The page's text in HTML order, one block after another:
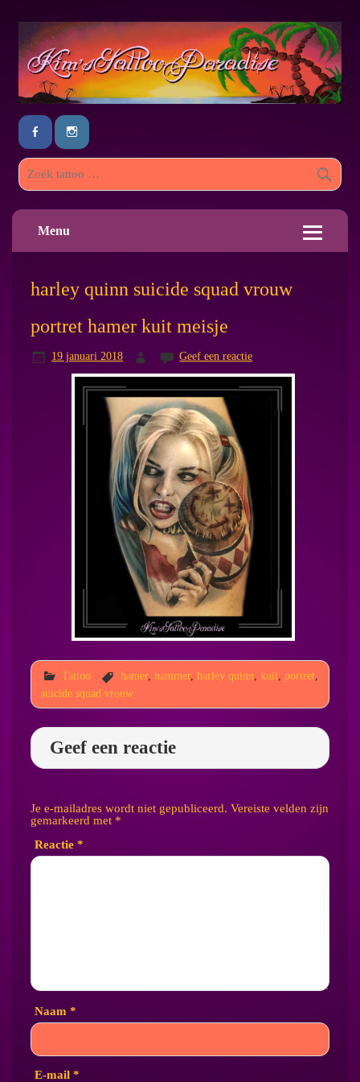
Menu
harley quinn suicide squad vrouw
portret hamer kuit meisje
19 januari 2018 Geef een reactie
Tattoo hamer, hammer, harley quinn kuit, portret,
suicide squad vrouw
Geef een reactie
Je e-mailadres wordt niet gepubliceerd. Vereiste velden zijn
gemarkeerd met *
Reactie *
Naam *
E-mail *